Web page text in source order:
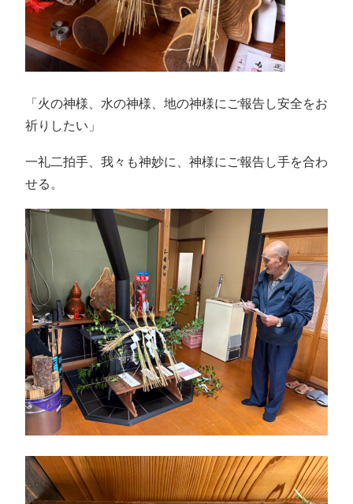
「火の神様、水の神様、地の神様にご報告し安全をお
祈りしたい」
一礼二拍手、我々も神妙に、神様にご報告し手を合わ
せる。